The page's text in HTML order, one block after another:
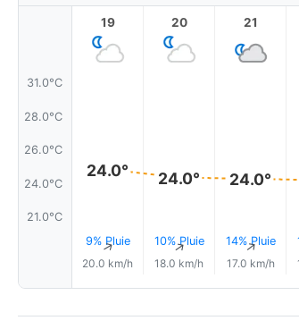
31.0°C
28.0°C
26.0°C
24.0°C
21.0°C
19
24.0°
9% Pluie
↑
20.0 km/h
20
24.0°
10% Pluie
↑
18.0 km/h
21
24.0°
14% Pluie
↑
17.0 km/h